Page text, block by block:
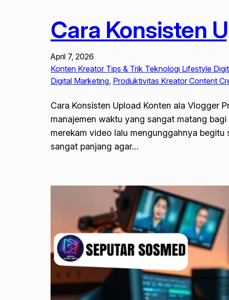
Cara Konsisten
April 7, 2026
Konten Kreator Tips & Trik Teknologi Lifestyle
Digital Marketing, Produktivitas Kreator Content
Cara Konsisten Upload Konten ala Vlogger
manajemen waktu yang sangat matang
merekam video lalu mengunggahnya
sangat panjang agar…